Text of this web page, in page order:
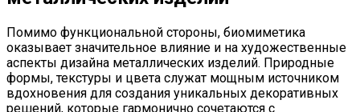
Помимо функциональной стороны, биомиметика
оказывает значительное влияние и на художественные
аспекты дизайна металлических изделий. Природные
формы, текстуры и цвета служат мощным источником
вдохновения для создания уникальных декоративных
решений, которые гармонично сочетаются с